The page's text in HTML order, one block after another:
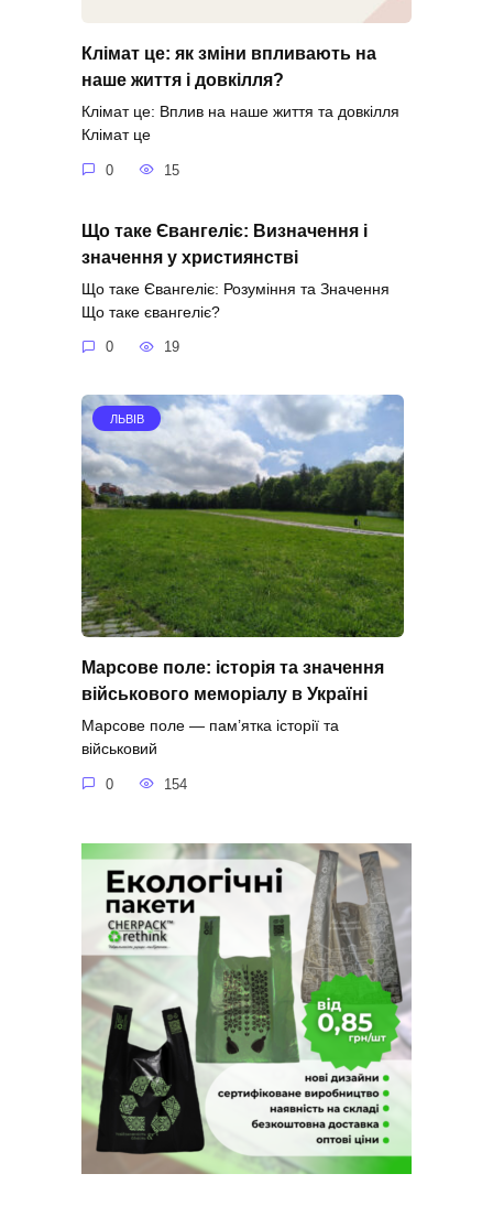
Клімат це: як зміни впливають на
наше життя і довкілля?
Клімат це: Вплив на наше життя та довкілля
Клімат це
0 15
Що таке Євангеліє: Визначення і
значення у християнстві
Що таке Євангеліє: Розуміння та Значення
Що таке євангеліє?
0 19
ЛЬВІВ
Марсове поле: історія та значення
військового меморіалу в Україні
Марсове поле — пам’ятка історії та
військовий
0 154